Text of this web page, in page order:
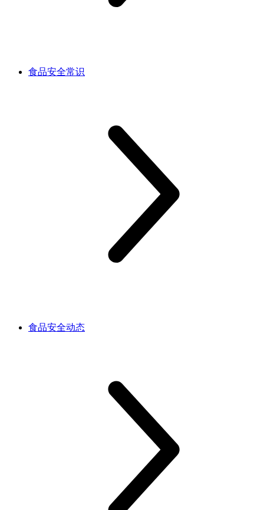
食品安全常识
食品安全动态